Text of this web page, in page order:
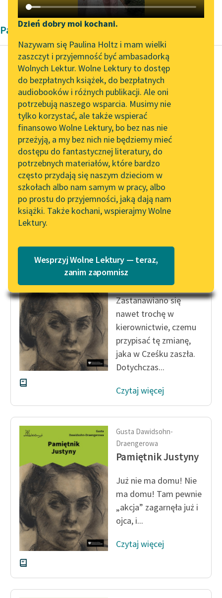
Katalog DAISY
Podkasty o książkach
Zgłoś brak utworu
Aktualności
„Prokurator Alicja Horn”
do słuchania
Byliśmy częścią AI Impact
Lab
Zapraszamy na spotkanie
online z tłumaczkami
literatury skandynawskiej
Spotkanie z Katarzyną
Tunkiel w Oslo
102. lata temu zmarł
Joseph Conrad
Lektury szkolne i klasyka
literatury do słuchania dla
uczennic i uczniów z
niepełnosprawnościami
E-kolekcja lektur
szkolnych i literatury do
słuchania dla uczennic i
uczniów z
niepełnosprawnościami
Popularyzacja
skandynawskiej literatury
feministycznej
Ręce pełne poezji
Kolekcje edukacyjne
twórców przechodzących
do domeny publicznej,
lektur szkolnych oraz
Starego Testamentu
Odkurzamy bohaterów
Lektur
Narzędzia
Mapa Wolnych Lektur
Leśmianator
Przewodnik dla piszących i
czytających
API
OAI-PMH
Widget Wolnych Lektur
Przypisy
Katalog w formacie PDF
O nas
Dzień dobry moi kochani.
Nazywam się Paulina Holtz i mam wielki
zaszczyt i przyjemność być ambasadorką
Wolnych Lektur. Wolne Lektury to dostęp
do bezpłatnych książek, do bezpłatnych
audiobooków i różnych publikacji. Ale oni
potrzebują naszego wsparcia. Musimy nie
tylko korzystać, ale także wspierać
finansowo Wolne Lektury, bo bez nas nie
przeżyją, a my bez nich nie będziemy mieć
dostępu do fantastycznej literatury, do
potrzebnych materiałów, które bardzo
często przydają się naszym dzieciom w
szkołach albo nam samym w pracy, albo
po prostu do przyjemności, jaką dają nam
książki. Także kochani, wspierajmy Wolne
Lektury.
Wesprzyj Wolne Lektury — teraz,
zanim zapomnisz
Pamiętnik
Gusta Dawidsohn-
Draengerowa
Pamiętnik Justyny
Ku temu więc szły
pierwsze ich wysiłki,
jak zamaskować się.
Charakteryzacja, ubiór,
typ — oto, co...
Czytaj więcej
Draengerowa
Pamiętnik Justyny
Zastanawiano się
nawet trochę w
kierownictwie, czemu
przypisać tę zmianę,
jaka w Cześku zaszła.
Dotychczas...
Czytaj więcej
Gusta Dawidsohn-
Draengerowa
Pamiętnik Justyny
Już nie ma domu! Nie
ma domu! Tam pewnie
„akcja” zagarnęła już i
ojca, i...
Czytaj więcej